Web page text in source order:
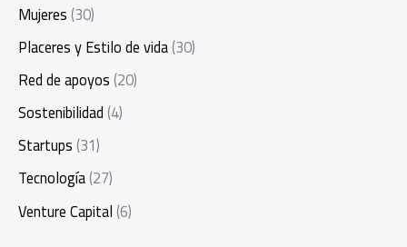
Mujeres(30)
Placeres y Estilo de vida(30)
Red de apoyos(20)
Sostenibilidad(4)
Startups(31)
Tecnología(27)
Venture Capital(6)